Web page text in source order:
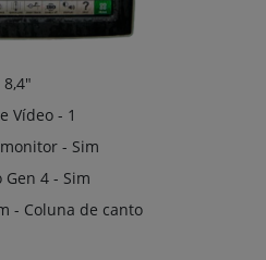
Vídeo - 1
- Sim
4 - Sim
- Coluna de canto